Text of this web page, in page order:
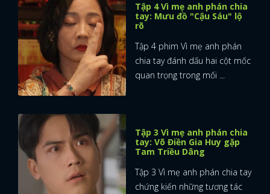
Tập 4 Vì mẹ anh phán chia
tay: Mưu đồ "Cậu Sáu" lộ
rõ
Tập 4 phim Vì mẹ anh phán
chia tay đánh dấu hai cột mốc
quan trọng trong mối ...
Tập 3 Vì mẹ anh phán chia
tay: Võ Điền Gia Huy gặp
Tam Triều Dâng
Tập 3 Vì mẹ anh phán chia tay
chứng kiến những tương tác